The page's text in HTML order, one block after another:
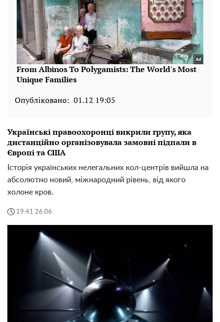
Опубліковано: 01.12 19:05
Українські правоохоронці викрили групу, яка
дистанційно організовувала замовні підпали в
Європі та США
Історія українських нелегальних кол-центрів вийшла на
абсолютно новий, міжнародний рівень, від якого
холоне кров.
19:41 26.06